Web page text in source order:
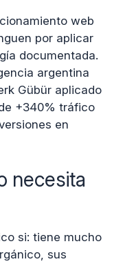
web
por aplicar
documentada.
argentina
Gübür aplicado
+340% tráfico
en
necesita
si: tiene mucho
sus